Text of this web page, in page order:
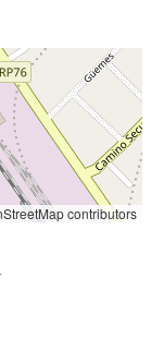
contributors